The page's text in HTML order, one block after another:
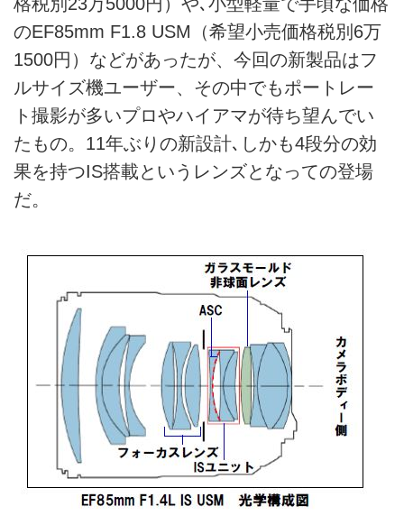
のEF85mm F1.8 USM（希望小売価格税別6万
1500円）などがあったが、今回の新製品はフ
ルサイズ機ユーザー、その中でもポートレー
ト撮影が多いプロやハイアマが待ち望んでい
たもの。11年ぶりの新設計､しかも4段分の効
果を持つIS搭載というレンズとなっての登場
だ。